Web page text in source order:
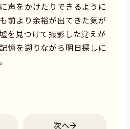
声をかけたりできるように
前より余裕が出てきた気が
を見つけて撮影した覚えが
憶を遡りながら明日探しに
次へ